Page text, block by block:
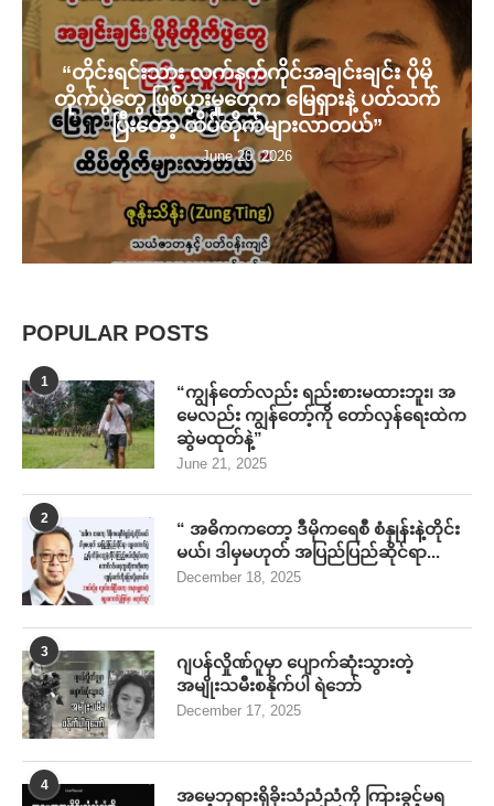
“တိုင်းရင်းသား လက်နက်ကိုင်အချင်းချင်း ပိုမို
တိုက်ပွဲတွေ ဖြစ်ပွားမှုတွေက မြေရှားနဲ့ ပတ်သက်
ပြီးတော့ ထိပ်တိုက်များလာတယ်”
June 20, 2026
POPULAR POSTS
1
“ကျွန်တော်လည်း ရည်းစားမထားဘူး၊ အ
မေလည်း ကျွန်တော့်ကို တော်လှန်ရေးထဲက
ဆွဲမထုတ်နဲ့”
June 21, 2025
2
“ အဓိကကတော့ ဒီမိုကရေစီ စံနှုန်းနဲ့တိုင်း
မယ်၊ ဒါမှမဟုတ် အပြည်ပြည်ဆိုင်ရာ...
December 18, 2025
3
ဂျပန်လှိုဏ်ဂူမှာ ပျောက်ဆုံးသွားတဲ့
အမျိုးသမီးစနိုက်ပါ ရဲဘော်
December 17, 2025
4
အမေ့ဘုရားရှိခိုးသံညံညံကို ကြားခွင့်မရ